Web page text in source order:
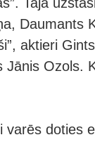
Daumants
aktieri
Jānis Ozols.
varēs doties